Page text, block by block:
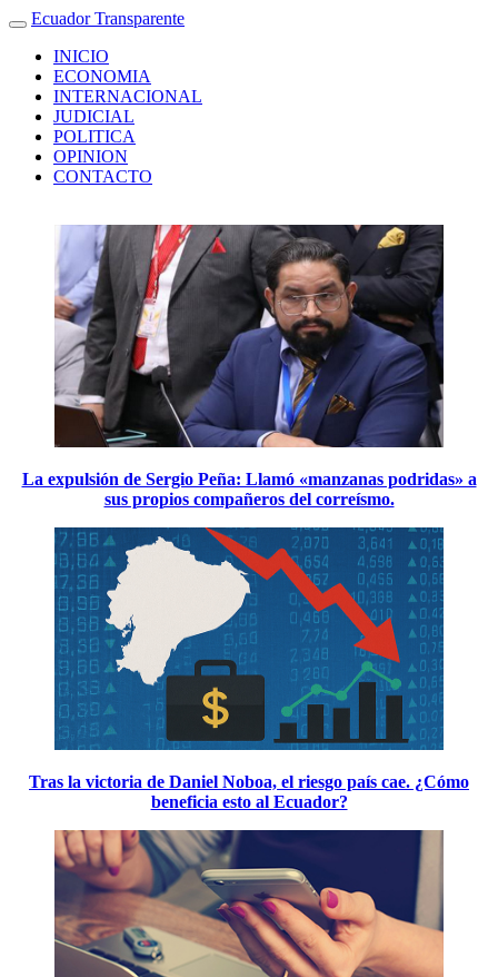
Ecuador Transparente
INICIO
ECONOMIA
INTERNACIONAL
JUDICIAL
POLITICA
OPINION
CONTACTO
La expulsión de Sergio Peña: Llamó «manzanas podridas» a
sus propios compañeros del correísmo.
Tras la victoria de Daniel Noboa, el riesgo país cae. ¿Cómo
beneficia esto al Ecuador?